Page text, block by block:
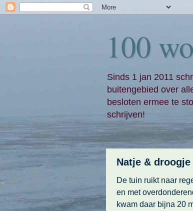
100
Sinds 1 jan 2011
buitengebied over
besloten ermee te
schrijven!
Natje & droogje
De tuin ruikt naar
en met
kwam daar bijna 20